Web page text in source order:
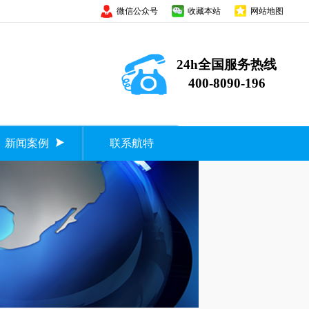
微信公众号 收藏本站 网站地图
24h全国服务热线
400-8090-196
新闻案例 联系航特